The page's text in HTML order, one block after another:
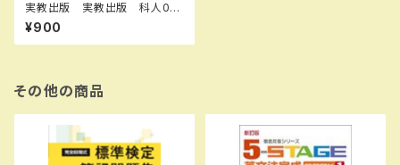
実教出版 実教出版 科人00
7-901 科学と人間生活 新訂版
学習ノート 新品 問題集本体
と別冊解答あり 新品 問題集
B0GSHCS3XQ SKU：0040
14576
¥900
その他の商品